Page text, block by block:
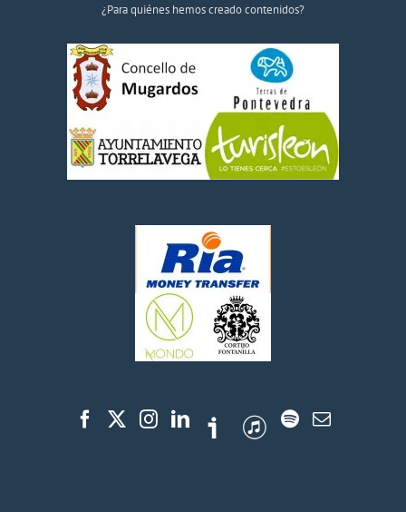
¿Para quiénes hemos creado contenidos?